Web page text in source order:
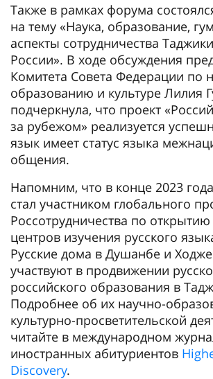
Также в рамках форума
на тему «Наука, образование,
аспекты сотрудничества
России». В ходе обсуждения
Комитета Совета Федерации по
образованию и культуре Лилия
подчеркнула, что проект
за рубежом» реализуется
язык имеет статус языка
общения.
Напомним, что в конце 2023
стал участником глобального
Россотрудничества по
центров изучения русского
Русские дома в Душанбе и
участвуют в продвижении
российского образования в
Подробнее об их научно-
культурно-просветительской
читайте в международном
иностранных абитуриентов
Discovery.